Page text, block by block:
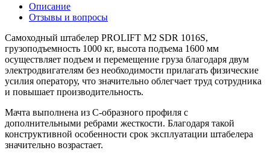
Описание
Отзывы и вопросы
Самоходный штабелер PROLIFT M2 SDR 1016S,
грузоподъемность 1000 кг, высота подъема 1600 мм
осуществляет подъем и перемещение груза благодаря двум
электродвигателям без необходимости прилагать физические
усилия оператору, что значительно облегчает труд сотрудника
и повышает производительность.
Мачта выполнена из С-образного профиля с
дополнительными ребрами жесткости. Благодаря такой
конструктивной особенности срок эксплуатации штабелера
значительно возрастает.